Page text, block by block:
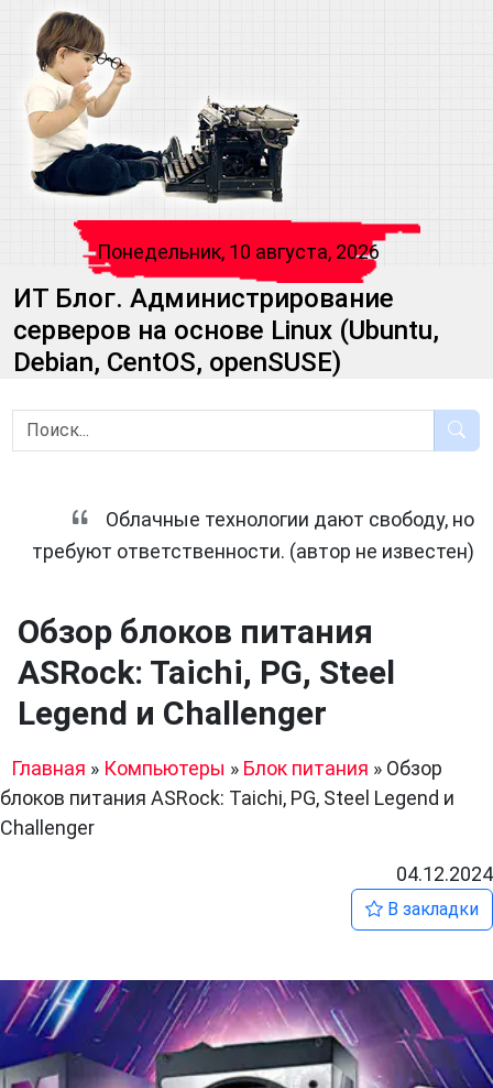
Понедельник, 10 августа, 2026
ИТ Блог. Администрирование
серверов на основе Linux (Ubuntu,
Debian, CentOS, openSUSE)
Облачные технологии дают свободу, но
требуют ответственности. (автор не известен)
Обзор блоков питания
ASRock: Taichi, PG, Steel
Legend и Challenger
Главная » Компьютеры » Блок питания » Обзор
блоков питания ASRock: Taichi, PG, Steel Legend и
Challenger
04.12.2024
В закладки